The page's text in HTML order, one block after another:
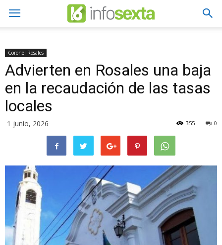
Coronel Rosales
Advierten en Rosales una baja
en la recaudación de las tasas
locales
1 junio, 2026 0
355